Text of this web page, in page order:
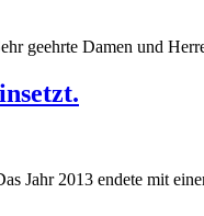
geehrte Damen und
Jahr 2013 endete mit